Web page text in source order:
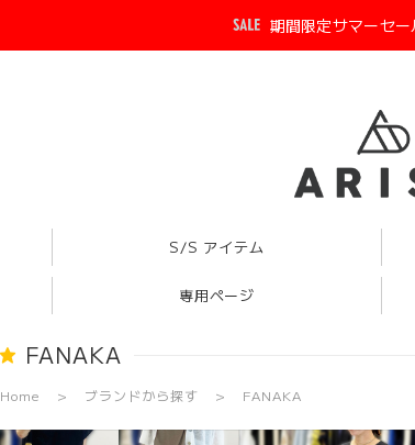
期間限定サマーセー
S/S アイテム
専用ページ
FANAKA
Home ブランドから探す FANAKA